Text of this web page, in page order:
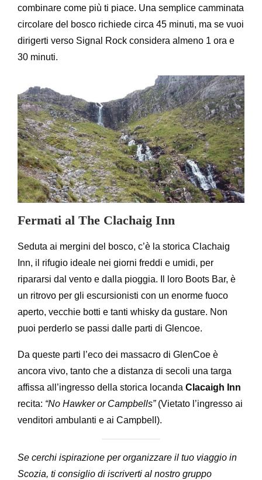
combinare come più ti piace. Una semplice camminata
circolare del bosco richiede circa 45 minuti, ma se vuoi
dirigerti verso Signal Rock considera almeno 1 ora e
30 minuti.
Fermati al The Clachaig Inn
Seduta ai mergini del bosco, c’è la storica Clachaig
Inn, il rifugio ideale nei giorni freddi e umidi, per
ripararsi dal vento e dalla pioggia. Il loro Boots Bar, è
un ritrovo per gli escursionisti con un enorme fuoco
aperto, vecchie botti e tanti whisky da gustare. Non
puoi perderlo se passi dalle parti di Glencoe.
Da queste parti l’eco dei massacro di GlenCoe è
ancora vivo, tanto che a distanza di secoli una targa
affissa all’ingresso della storica locanda Clacaigh Inn
recita: “No Hawker or Campbells”(Vietato l’ingresso ai
venditori ambulanti e ai Campbell).
Se cerchi ispirazione per organizzare il tuo viaggio in
Scozia, ti consiglio di iscriverti al nostro gruppo